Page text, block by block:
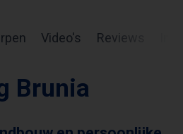
Video's Reviews
Brunia